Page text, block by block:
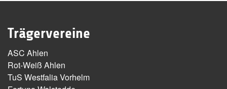
Trägervereine
ASC Ahlen
Rot-Weiß Ahlen
TuS Westfalia Vorhelm